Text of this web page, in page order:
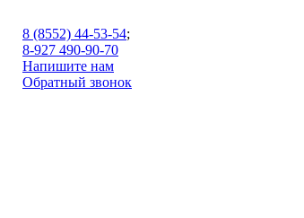
8 (8552) 44-53-54;
8-927 490-90-70
Напишите нам
Обратный звонок